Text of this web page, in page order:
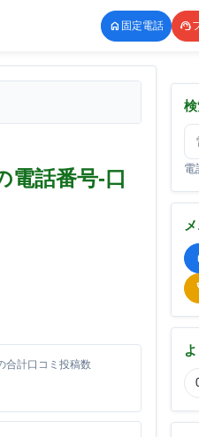
固定電話
電話番号-口
合計口コミ投稿数
電